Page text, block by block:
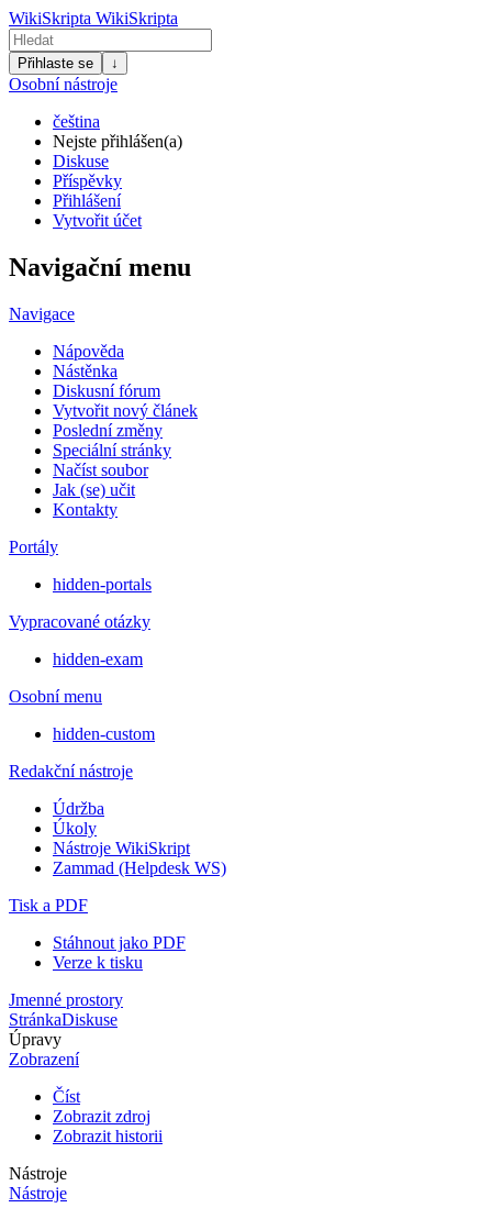
WikiSkripta WikiSkripta
Přihlaste se ↓
Osobní nástroje
čeština
Nejste přihlášen(a)
Diskuse
Příspěvky
Přihlášení
Vytvořit účet
Navigační menu
Navigace
Nápověda
Nástěnka
Diskusní fórum
Vytvořit nový článek
Poslední změny
Speciální stránky
Načíst soubor
Jak (se) učit
Kontakty
Portály
hidden-portals
Vypracované otázky
hidden-exam
Osobní menu
hidden-custom
Redakční nástroje
Údržba
Úkoly
Nástroje WikiSkript
Zammad (Helpdesk WS)
Tisk a PDF
Stáhnout jako PDF
Verze k tisku
Jmenné prostory
StránkaDiskuse
Úpravy
Zobrazení
Číst
Zobrazit zdroj
Zobrazit historii
Nástroje
Nástroje